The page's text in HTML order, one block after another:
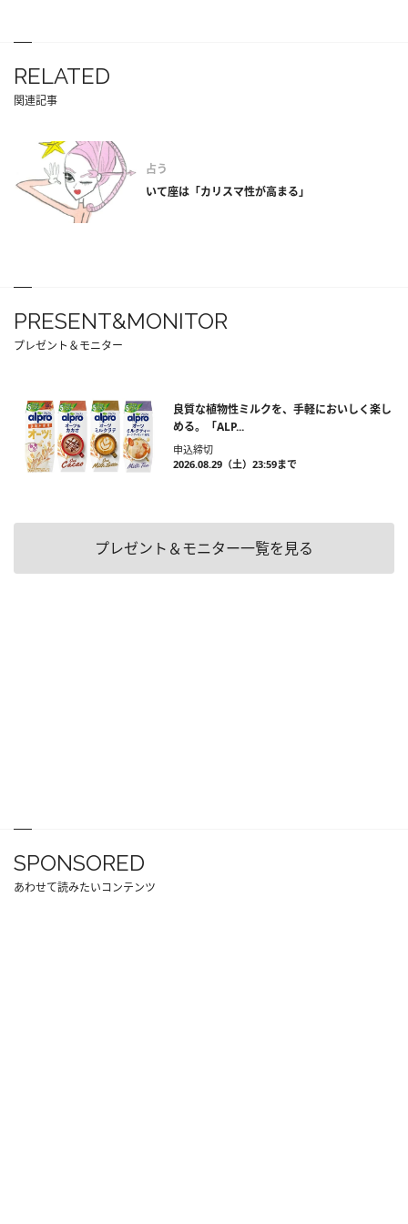
RELATED
関連記事
占う
いて座は「カリスマ性が高まる」
PRESENT&MONITOR
プレゼント＆モニター
良質な植物性ミルクを、手軽においしく楽し
める。「ALP...
申込締切
2026.08.29（土）23:59まで
プレゼント＆モニター一覧を見る
SPONSORED
あわせて読みたいコンテンツ